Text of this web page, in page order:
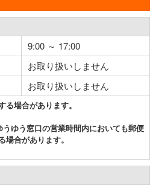
9:00 ～ 17:00
お取り扱いしません
お取り扱いしません
場合があります。
ゆう窓口の営業時間内においても郵便
合があります。